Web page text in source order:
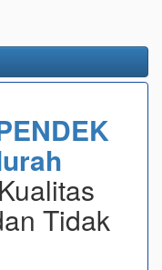
Tidak